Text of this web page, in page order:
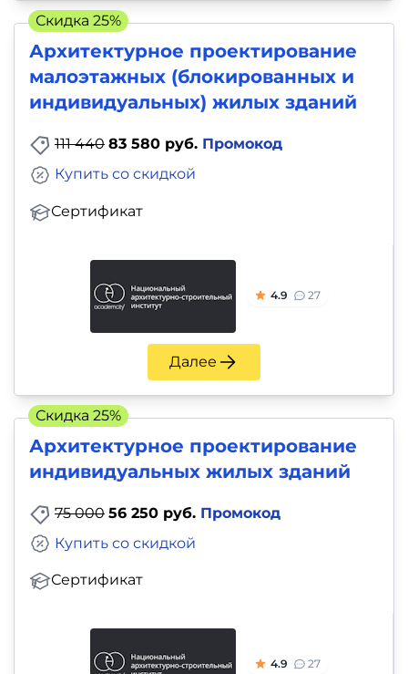
Архитектурное проектирование
малоэтажных (блокированных и
индивидуальных) жилых зданий
111 440 83 580 руб. Промокод
Сертификат
Купить со скидкой
4.9 27
Далее
Скидка 25%
Архитектурное проектирование
индивидуальных жилых зданий
75 000 56 250 руб. Промокод
Сертификат
Купить со скидкой
4.9 27
Скидка 25%